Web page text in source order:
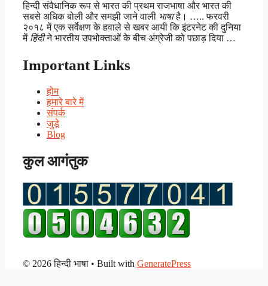
हिन्दी संवैधानिक रूप से भारत की प्रथम राजभाषा और भारत की
सबसे अधिक बोली और समझी जाने वाली भाषाहै। ….. फरवरी
२०१८ में एक सर्वेक्षण के हवाले से खबर आयी कि इंटरनेट की दुनिया
में हिंदीने भारतीय उपभोक्ताओं के बीच अंग्रेजी को पछाड़ दिया …
Important Links
होम
हमारे बारे में
संपर्क
जुड़े
Blog
कुल आगंतुक
© 2026 हिन्दी भाषा • Built with GeneratePress